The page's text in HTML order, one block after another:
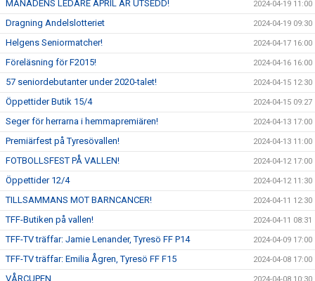
MÅNADENS LEDARE APRIL ÄR UTSEDD! 2024-04-19 11:00
Dragning Andelslotteriet 2024-04-19 09:30
Helgens Seniormatcher! 2024-04-17 16:00
Föreläsning för F2015! 2024-04-16 16:00
57 seniordebutanter under 2020-talet! 2024-04-15 12:30
Öppettider Butik 15/4 2024-04-15 09:27
Seger för herrarna i hemmapremiären! 2024-04-13 17:00
Premiärfest på Tyresövallen! 2024-04-13 11:00
FOTBOLLSFEST PÅ VALLEN! 2024-04-12 17:00
Öppettider 12/4 2024-04-12 11:30
TILLSAMMANS MOT BARNCANCER! 2024-04-11 12:30
TFF-Butiken på vallen! 2024-04-11 08:31
TFF-TV träffar: Jamie Lenander, Tyresö FF P14 2024-04-09 17:00
TFF-TV träffar: Emilia Ågren, Tyresö FF F15 2024-04-08 17:00
VÅRCUPEN 2024-04-08 10:30